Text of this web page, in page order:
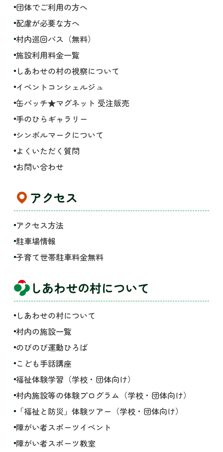
団体でご利用の方へ
配慮が必要な方へ
村内巡回バス（無料）
施設利用料金一覧
しあわせの村の視察について
イベントコンシェルジュ
缶バッチ★マグネット 受注販売
手のひらギャラリー
シンボルマークについて
よくいただく質問
お問い合わせ
アクセス
アクセス方法
駐車場情報
子育て世帯駐車料金無料
しあわせの村について
しあわせの村について
村内の施設一覧
のびのび運動ひろば
こども手話講座
福祉体験学習（学校・団体向け）
村内施設等の体験プログラム（学校・団体向け）
「福祉と防災」体験ツアー（学校・団体向け）
障がい者スポーツイベント
障がい者スポーツ教室